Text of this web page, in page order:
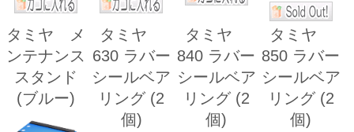
タミヤ メ
ンテナンス
スタンド
(ブルー)
タミヤ
630 ラバー
シールベア
リング (2
個)
タミヤ
840 ラバー
シールベア
リング (2
個)
タミヤ
850 ラバー
シールベア
リング (2
個)